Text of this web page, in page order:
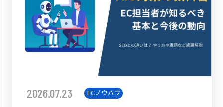
2026.07.23 ECノウハウ